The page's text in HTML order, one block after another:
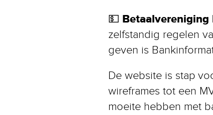
💵 Betaalvereniging
zelfstandig regelen
geven is
De website is stap
wireframes tot een
moeite hebben met